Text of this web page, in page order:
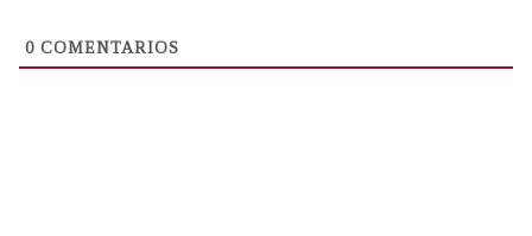
0 COMENTARIOS